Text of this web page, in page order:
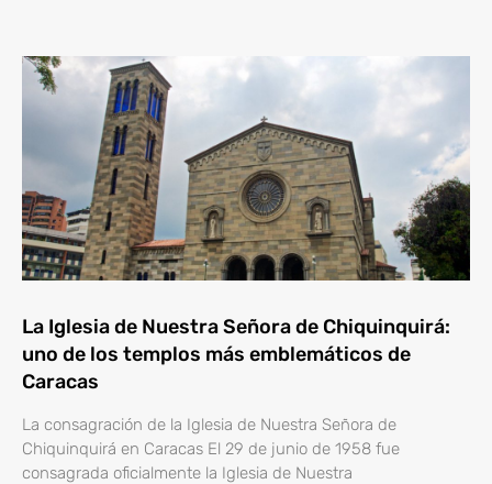
La Iglesia de Nuestra Señora de Chiquinquirá:
uno de los templos más emblemáticos de
Caracas
La consagración de la Iglesia de Nuestra Señora de
Chiquinquirá en Caracas El 29 de junio de 1958 fue
consagrada oficialmente la Iglesia de Nuestra